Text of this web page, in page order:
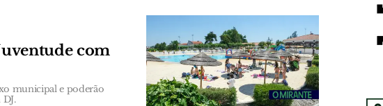
com
municipal e poderão